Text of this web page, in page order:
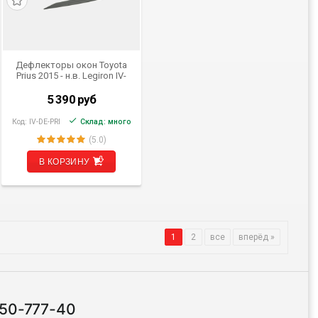
Дефлекторы окон Toyota
Prius 2015 - н.в. Legiron IV-
(OEM)
5 390 руб
Код: IV-DE-PRI Склад: много
(5.0)
В КОРЗИНУ
1 2 все вперёд »
777-40